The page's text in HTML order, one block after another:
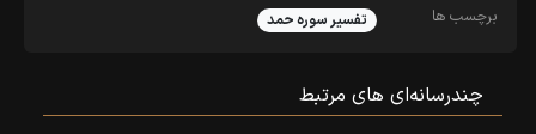
برچسب ها تفسیر سوره حمد
چندرسانه‌ای‌ های مرتبط